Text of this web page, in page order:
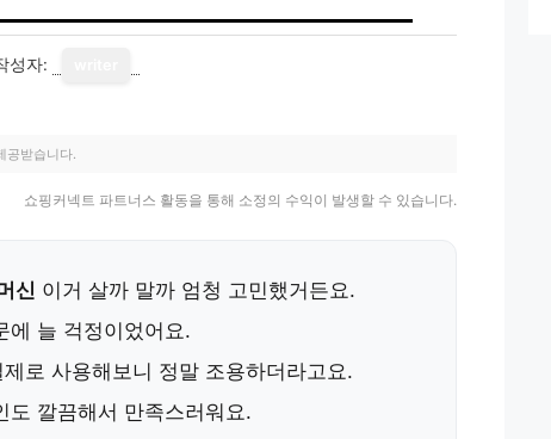
성자:
공받습니다.
쇼핑커넥트 파트너스 활동을 통해 소정의 수익이 발생할 수 있습니다.
신 이거 살까 말까 엄청 고민했거든요.
에 늘 걱정이었어요.
로 사용해보니 정말 조용하더라고요.
도 깔끔해서 만족스러워요.